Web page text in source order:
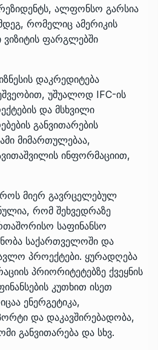
ალფონსო გარსია
რომელიც ამერიკის
ვიზიტის ფარგლებში
დაკრედიტება
უშუალოდ IFC-ის
და მსხვილი
განვითარების
მიმართულებაა,
ინფორმაციით,
მიერ გავრცელებულ
რომ შეხვედრაზე
საფინანსო
საქართველოში და
პროექტები. ყურადღება
პრიორიტეტებზე ქვეყნის
კუთხით ისეთ
ენერგეტიკა,
და დაკავშირებადობა,
განვითარება და სხვ.